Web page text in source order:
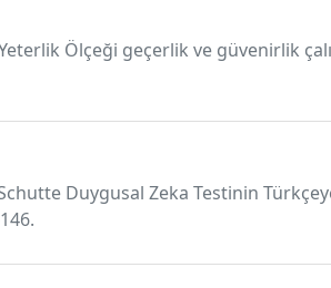
Ölçeği geçerlik ve güvenirlik
Duygusal Zeka Testinin